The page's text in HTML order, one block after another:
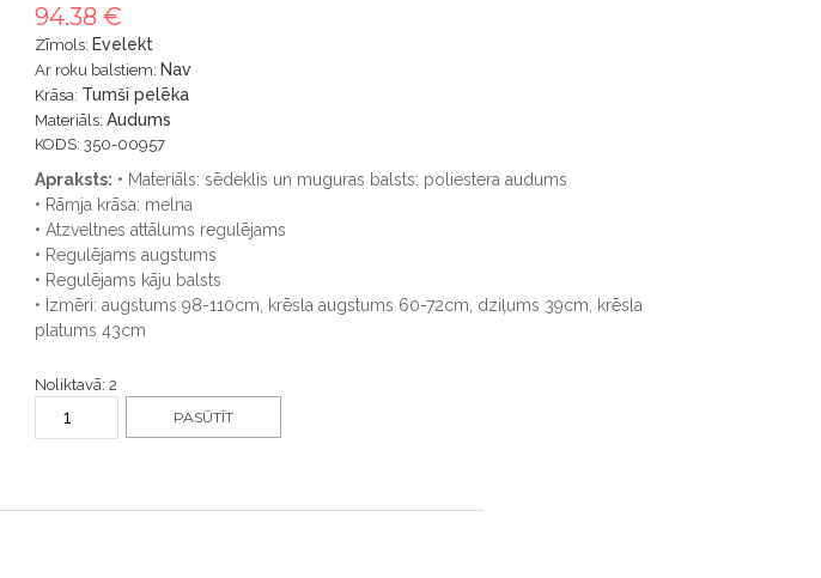
94.38 €
Zīmols: Evelekt
Ar roku balstiem: Nav
Krāsa: Tumši pelēka
Materiāls: Audums
KODS: 350-00957
Apraksts: • Materiāls: sēdeklis un muguras balsts: poliestera audums
• Rāmja krāsa: melna
• Atzveltnes attālums regulējams
• Regulējams augstums
• Regulējams kāju balsts
• Izmēri: augstums 98-110cm, krēsla augstums 60-72cm, dziļums 39cm, krēsla
platums 43cm
Noliktavā: 2
PASŪTĪT